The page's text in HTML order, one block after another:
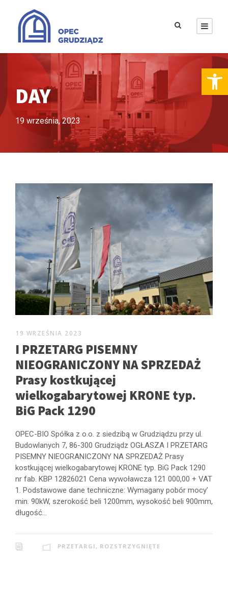
Otwórz pasek narzędzi
DAY
19 września, 2023
19 WRZEŚNIA 2023
I PRZETARG PISEMNY
NIEOGRANICZONY NA SPRZEDAŻ
Prasy kostkującej
wielkogabarytowej KRONE typ.
BiG Pack 1290
OPEC-BIO Spółka z o.o. z siedzibą w Grudziądzu przy ul.
Budowlanych 7, 86-300 Grudziądz OGŁASZA I PRZETARG
PISEMNY NIEOGRANICZONY NA SPRZEDAŻ Prasy
kostkującej wielkogabarytowej KRONE typ. BiG Pack 1290
nr fab. KBP 12826021 Cena wywoławcza 121 000,00 + VAT
1. Podstawowe dane techniczne: Wymagany pobór mocy’
min. 90kW, szerokość beli 1200mm, wysokość beli 900mm,
długość...
PRZETARGI , ROZSTRZYGNIĘTE